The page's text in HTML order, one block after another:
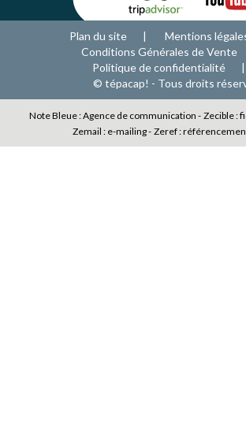
Plan du site
Mentions
Conditions Générales de Vente
Politique de confidentialité
© tépacap! - Tous droits
Note Bleue : Agence de communication - Zecible :
Zemail : e-mailing - Zeref :